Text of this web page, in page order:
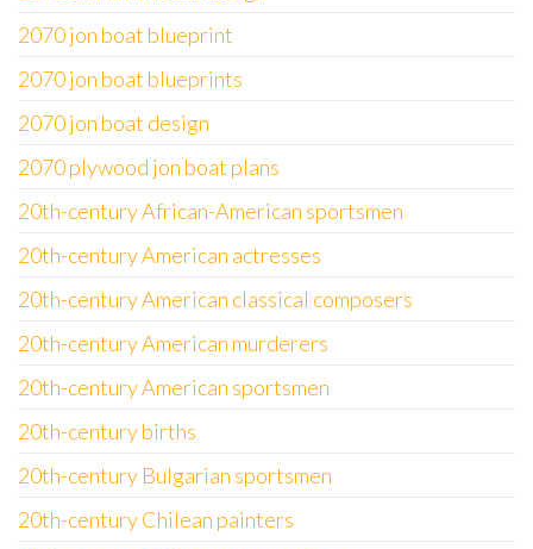
2070 jon boat blueprint
2070 jon boat blueprints
2070 jon boat design
2070 plywood jon boat plans
20th-century African-American sportsmen
20th-century American actresses
20th-century American classical composers
20th-century American murderers
20th-century American sportsmen
20th-century births
20th-century Bulgarian sportsmen
20th-century Chilean painters